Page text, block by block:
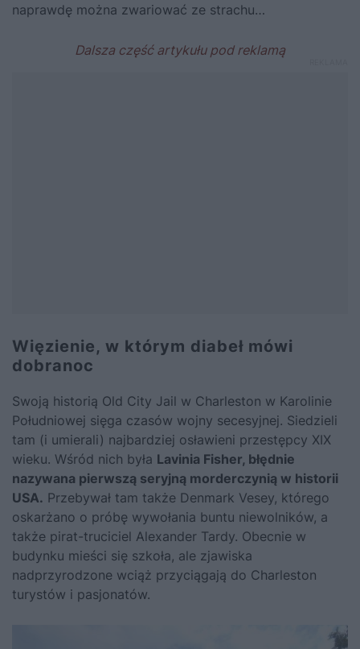
naprawdę można zwariować ze strachu…
Więzienie, w którym diabeł mówi
dobranoc
Swoją historią Old City Jail w Charleston w Karolinie
Południowej sięga czasów wojny secesyjnej. Siedzieli
tam (i umierali) najbardziej osławieni przestępcy XIX
wieku. Wśród nich była Lavinia Fisher, błędnie
nazywana pierwszą seryjną morderczynią w historii
USA. Przebywał tam także Denmark Vesey, którego
oskarżano o próbę wywołania buntu niewolników, a
także pirat-truciciel Alexander Tardy. Obecnie w
budynku mieści się szkoła, ale zjawiska
nadprzyrodzone wciąż przyciągają do Charleston
turystów i pasjonatów.